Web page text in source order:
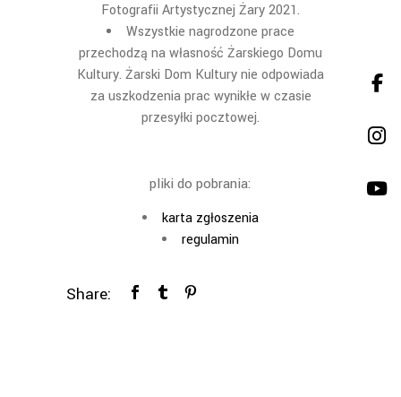
Fotografii Artystycznej Żary 2021.
Wszystkie nagrodzone prace
przechodzą nawłasność Żarskiego Domu
Kultury. Żarski Dom Kulturynie odpowiada
za uszkodzenia prac wynikłe w czasie
przesyłki pocztowej.
pliki do pobrania:
karta zgłoszenia
regulamin
Share: